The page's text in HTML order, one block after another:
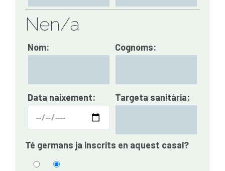
Nen/a
Nom: Cognoms:
Data naixement: Targeta sanitària:
Té germans ja inscrits en aquest casal?